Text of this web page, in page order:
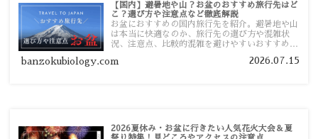
【国内】避暑地や山？お盆のおすすめ旅行先はど
こ？選び方や注意点など徹底解説
お盆におすすめの国内旅行先を紹介。避暑地や山
は本当に快適なのか、旅行先の選び方や混雑状
況、注意点、比較的混雑を避けやすいおすすめス
す。
banzokubiology.com 2026.07.15
2026夏休み・お盆に行きたい人気花火大会＆夏